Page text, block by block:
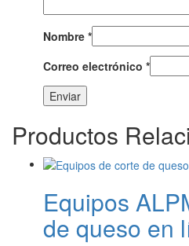
Nombre *
Correo electrónico *
Productos
Equipos
de queso en